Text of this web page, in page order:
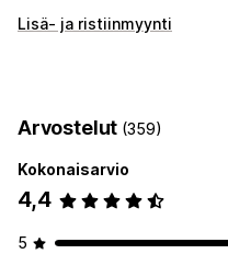
Myytävät tuotteet
Lelut ja pelit Vauvatuotteet
Lemmikkieläintuotteet
Laitteistot
Autotarvikkeet
Hankintasijainnit
Lisä- ja ristiinmyynti
Arvostelut (359)
Kokonaisarvio
4,4
5